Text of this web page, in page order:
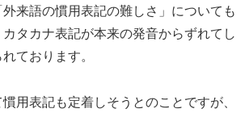
来語の慣用表記の難しさ」についても
タカナ表記が本来の発音からずれてし
ております。
用表記も定着しそうとのことですが、